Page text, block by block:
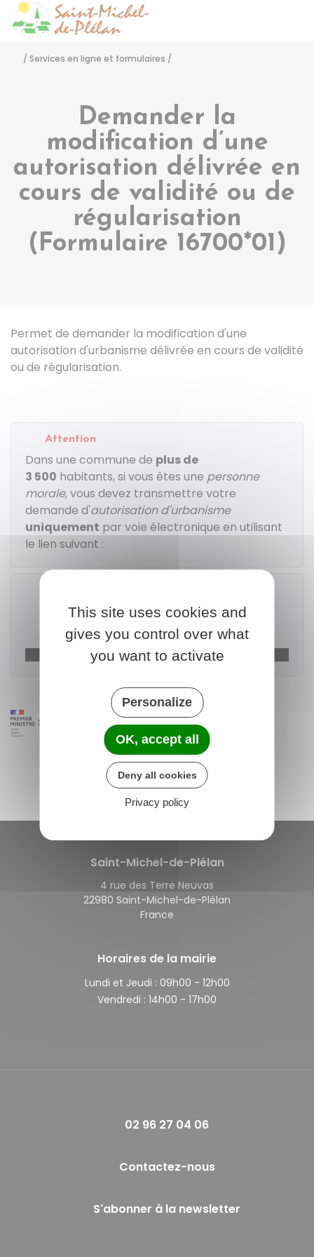
/ Services en ligne et formulaires /
Demander la
modification d’une
autorisation délivrée en
cours de validité ou de
régularisation
(Formulaire 16700*01)
Permet de demander la modification d'une
autorisation d'urbanisme délivrée en cours de validité
ou de régularisation.
Attention
Dans une commune de plus de
3 500 habitants, si vous êtes une personne
morale, vous devez transmettre votre
demande d'autorisation d'urbanisme
uniquement par voie électronique en utilisant
le lien suivant :
Télécharger le formulaire
Ministère chargé de l'urbanisme
Saint-Michel-de-Plélan
4 rue des Terre Neuvas
22980 Saint-Michel-de-Plélan
France
Horaires de la mairie
Lundi et Jeudi : 09h00 - 12h00
Vendredi : 14h00 - 17h00
02 96 27 04 06
Contactez-nous
S'abonner à la newsletter
This site uses cookies and
gives you control over what
you want to activate
Personalize
OK, accept all
Deny all cookies
Privacy policy